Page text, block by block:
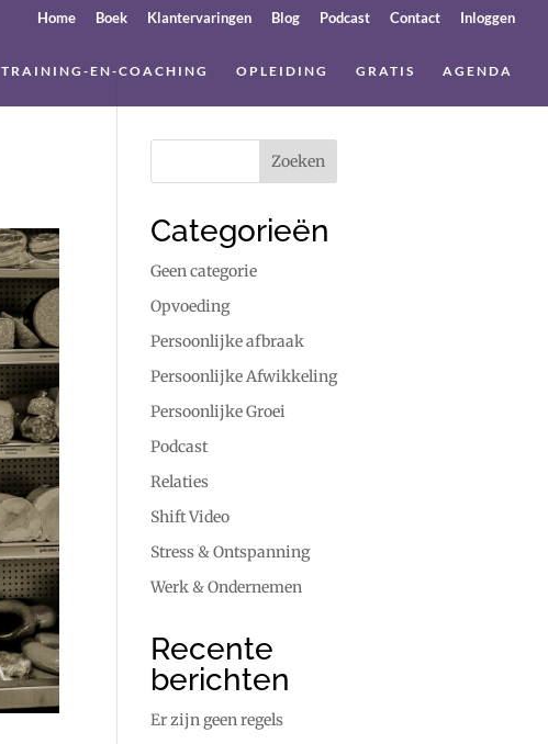
Home Boek Klantervaringen Blog Podcast Contact Inloggen
TRAINING-EN-COACHING OPLEIDING GRATIS AGENDA
Categorieën
Geen categorie
Opvoeding
Persoonlijke afbraak
Persoonlijke Afwikkeling
Persoonlijke Groei
Podcast
Relaties
Shift Video
Stress & Ontspanning
Werk & Ondernemen
Recente
berichten
Er zijn geen regels